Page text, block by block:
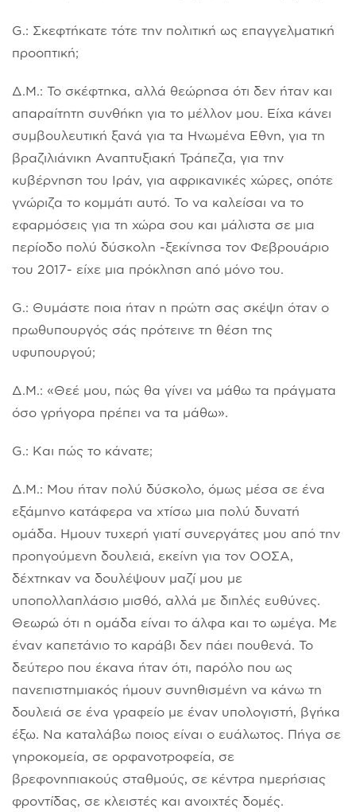
G.: Σκεφτήκατε τότε την πολιτική ως επαγγελματική
προοπτική;
Δ.Μ.: Το σκέφτηκα, αλλά θεώρησα ότι δεν ήταν και
απαραίτητη συνθήκη για το μέλλον μου. Είχα κάνει
συμβουλευτική ξανά για τα Ηνωμένα Εθνη, για τη
βραζιλιάνικη Αναπτυξιακή Τράπεζα, για την
κυβέρνηση του Ιράν, για αφρικανικές χώρες, οπότε
γνώριζα το κομμάτι αυτό. Το να καλείσαι να το
εφαρμόσεις για τη χώρα σου και μάλιστα σε μια
περίοδο πολύ δύσκολη -ξεκίνησα τον Φεβρουάριο
του 2017- είχε μια πρόκληση από μόνο του.
G.: Θυμάστε ποια ήταν η πρώτη σας σκέψη όταν ο
πρωθυπουργός σάς πρότεινε τη θέση της
υφυπουργού;
Δ.Μ.: «Θεέ μου, πώς θα γίνει να μάθω τα πράγματα
όσο γρήγορα πρέπει να τα μάθω».
G.: Και πώς το κάνατε;
Δ.Μ.: Μου ήταν πολύ δύσκολο, όμως μέσα σε ένα
εξάμηνο κατάφερα να χτίσω μια πολύ δυνατή
ομάδα. Ημουν τυχερή γιατί συνεργάτες μου από την
προηγούμενη δουλειά, εκείνη για τον ΟΟΣΑ,
δέχτηκαν να δουλέψουν μαζί μου με
υποπολλαπλάσιο μισθό, αλλά με διπλές ευθύνες.
Θεωρώ ότι η ομάδα είναι το άλφα και το ωμέγα. Με
έναν καπετάνιο το καράβι δεν πάει πουθενά. Το
δεύτερο που έκανα ήταν ότι, παρόλο που ως
πανεπιστημιακός ήμουν συνηθισμένη να κάνω τη
δουλειά σε ένα γραφείο με έναν υπολογιστή, βγήκα
έξω. Να καταλάβω ποιος είναι ο ευάλωτος. Πήγα σε
γηροκομεία, σε ορφανοτροφεία, σε
βρεφονηπιακούς σταθμούς, σε κέντρα ημερήσιας
φροντίδας, σε κλειστές και ανοιχτές δομές.